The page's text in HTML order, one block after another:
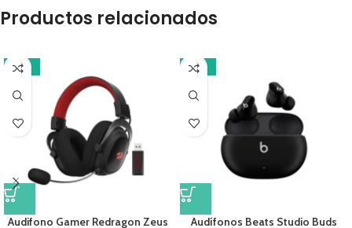
Productos relacionados
-18%
Audifono Gamer Redragon Zeus
-10%
Audífonos Beats Studio Buds